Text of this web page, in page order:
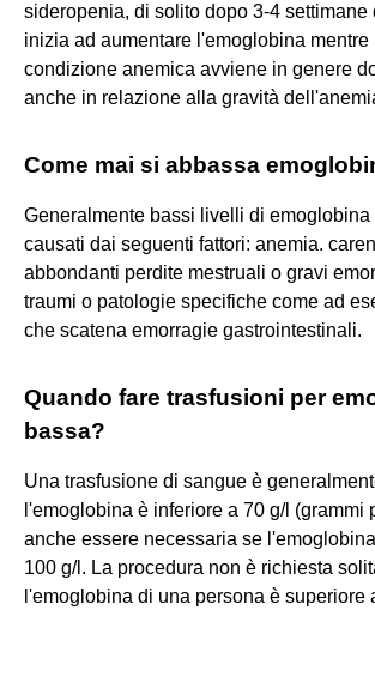
sideropenia, di solito dopo 3-4 settimane
inizia ad aumentare l'emoglobina
condizione anemica avviene in genere
anche in relazione alla gravità
Come mai si abbassa
Generalmente bassi livelli di
causati dai seguenti fattori: anemia.
abbondanti perdite mestruali o gravi
traumi o patologie specifiche come ad
che scatena emorragie gastrointestinali.
Quando fare trasfusioni per
bassa?
Una trasfusione di sangue è
l'emoglobina è inferiore a 70 g/l (grammi
anche essere necessaria se
100 g/l. La procedura non è richiesta
l'emoglobina di una persona è superiore